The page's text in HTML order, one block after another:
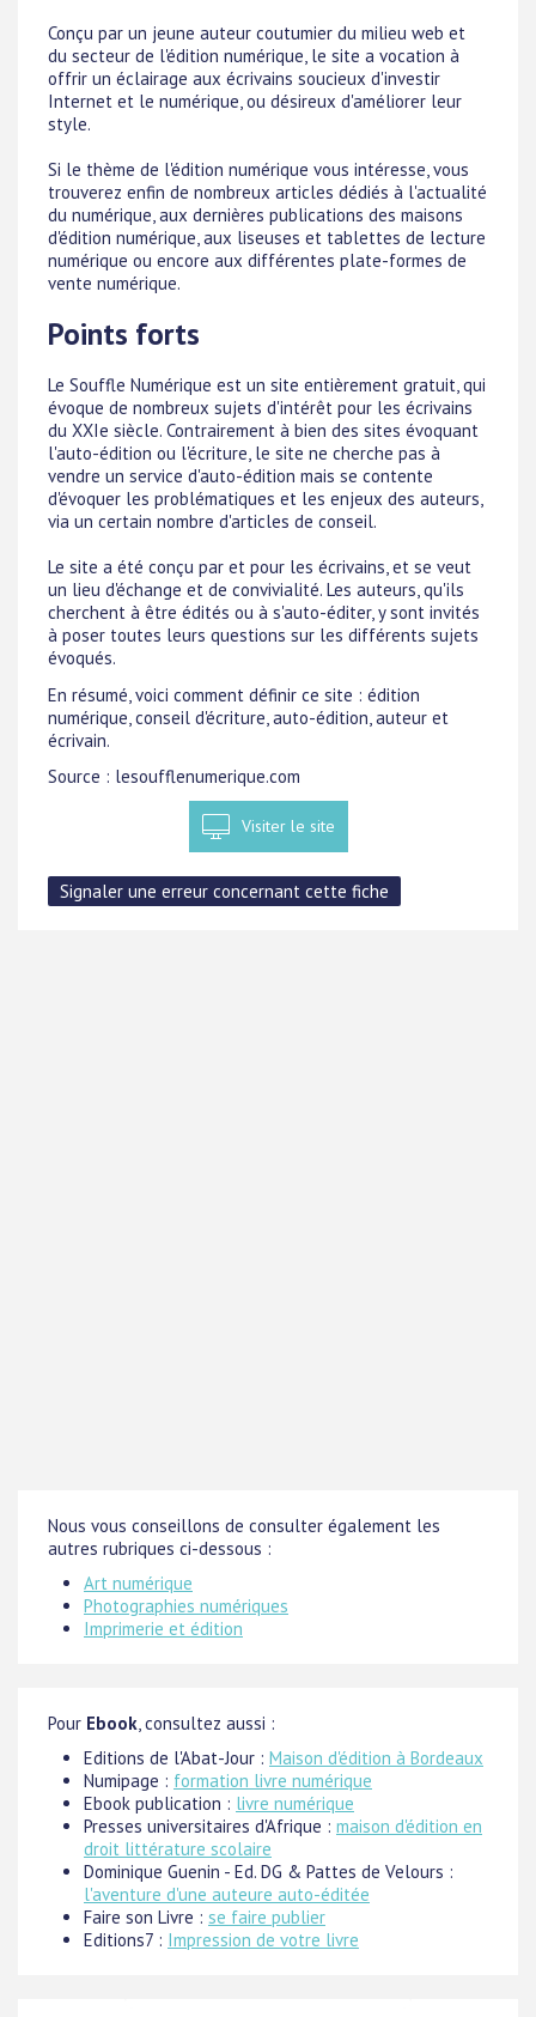
Conçu par un jeune auteur coutumier du milieu web et
du secteur de l'édition numérique, le site a vocation à
offrir un éclairage aux écrivains soucieux d'investir
Internet et le numérique, ou désireux d'améliorer leur
style.
Si le thème de l'édition numérique vous intéresse, vous
trouverez enfin de nombreux articles dédiés à l'actualité
du numérique, aux dernières publications des maisons
d'édition numérique, aux liseuses et tablettes de lecture
numérique ou encore aux différentes plate-formes de
vente numérique.
Points forts
Le Souffle Numérique est un site entièrement gratuit, qui
évoque de nombreux sujets d'intérêt pour les écrivains
du XXIe siècle. Contrairement à bien des sites évoquant
l'auto-édition ou l'écriture, le site ne cherche pas à
vendre un service d'auto-édition mais se contente
d'évoquer les problématiques et les enjeux des auteurs,
via un certain nombre d'articles de conseil.
Le site a été conçu par et pour les écrivains, et se veut
un lieu d'échange et de convivialité. Les auteurs, qu'ils
cherchent à être édités ou à s'auto-éditer, y sont invités
à poser toutes leurs questions sur les différents sujets
évoqués.
En résumé, voici comment définir ce site : édition
numérique, conseil d'écriture, auto-édition, auteur et
écrivain.
Source : lesoufflenumerique.com
Visiter le site
Nous vous conseillons de consulter également les
autres rubriques ci-dessous :
Art numérique
Photographies numériques
Imprimerie et édition
Pour Ebook, consultez aussi :
Editions de l'Abat-Jour : Maison d'édition à Bordeaux
Numipage : formation livre numérique
Ebook publication : livre numérique
Presses universitaires d'Afrique : maison d'édition en
droit littérature scolaire
Dominique Guenin - Ed. DG & Pattes de Velours :
l'aventure d'une auteure auto-éditée
Faire son Livre : se faire publier
Editions7 : Impression de votre livre